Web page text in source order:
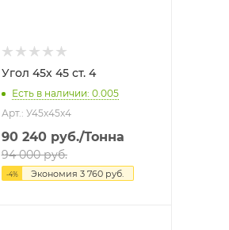
Угол 45х 45 ст. 4
Есть в наличии: 0.005
Арт.: У45х45х4
90 240руб./Тонна
94 000руб.
-4% Экономия 3 760руб.